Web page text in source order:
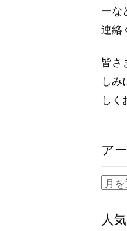
ーな
連絡
皆さ
しみ
しく
ア
ア
カ
人